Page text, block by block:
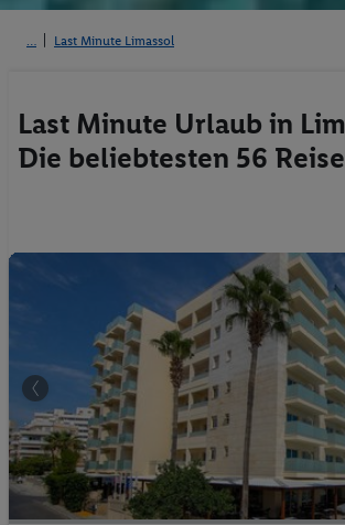
Last Minute Limassol
Last Minute Urlaub in
Die beliebtesten 56